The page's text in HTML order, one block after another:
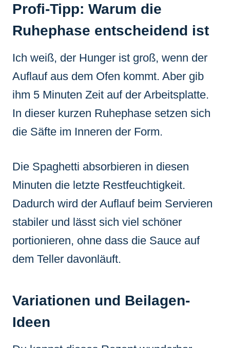
Profi-Tipp: Warum die
Ruhephase entscheidend ist
Ich weiß, der Hunger ist groß, wenn der
Auflauf aus dem Ofen kommt. Aber gib
ihm 5 Minuten Zeit auf der Arbeitsplatte.
In dieser kurzen Ruhephase setzen sich
die Säfte im Inneren der Form.
Die Spaghetti absorbieren in diesen
Minuten die letzte Restfeuchtigkeit.
Dadurch wird der Auflauf beim Servieren
stabiler und lässt sich viel schöner
portionieren, ohne dass die Sauce auf
dem Teller davonläuft.
Variationen und Beilagen-
Ideen